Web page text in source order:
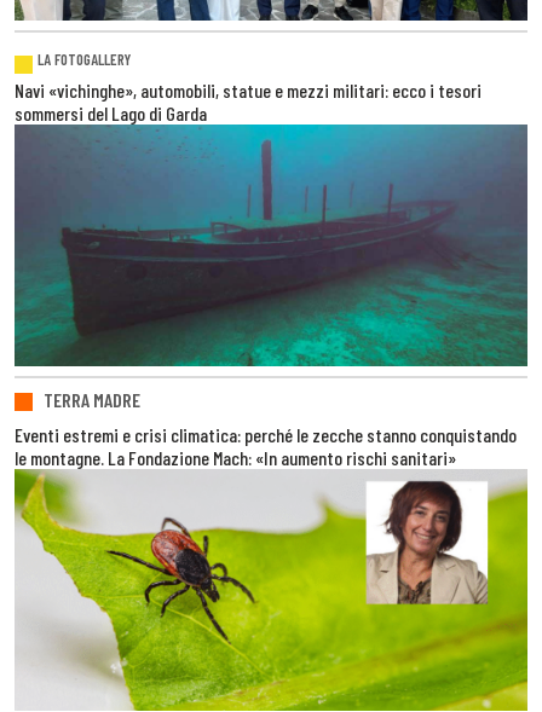
LA FOTOGALLERY
Navi «vichinghe», automobili, statue e mezzi militari: ecco i tesori
sommersi del Lago di Garda
TERRA MADRE
Eventi estremi e crisi climatica: perché le zecche stanno conquistando
le montagne. La Fondazione Mach: «In aumento rischi sanitari»